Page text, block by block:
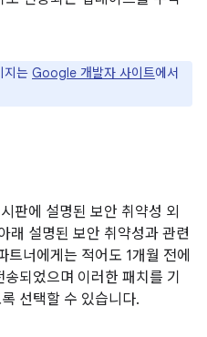
지는 Google 개발자 사이트에서
판에 설명된 보안 취약성 외
래 설명된 보안 취약성과 관련
너에게는 적어도 1개월 전에
되었으며 이러한 패치를 기
선택할 수 있습니다.